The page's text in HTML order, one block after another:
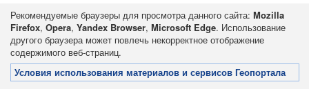
Рекомендуемые браузеры для просмотра данного сайта: Mozilla
Firefox, Opera, Yandex Browser, Microsoft Edge. Использование
другого браузера может повлечь некорректное отображение
содержимого веб-страниц.
Условия использования материалов и сервисов Геопортала